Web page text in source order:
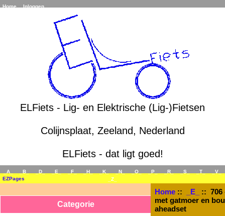
Home Inloggen
ELFiets - Lig- en Elektrische (Lig-)Fietsen
Colijnsplaat, Zeeland, Nederland
ELFiets - dat ligt goed!
_A_ _B_ _D_ _E_ _F_ _H_ _K_ _N_ _O_ _P_ _R_ _S_ _T_
_V_
_Z_
EZPages
Categorie
Home:: _E_
:: 706
met gatmoer en
aheadset